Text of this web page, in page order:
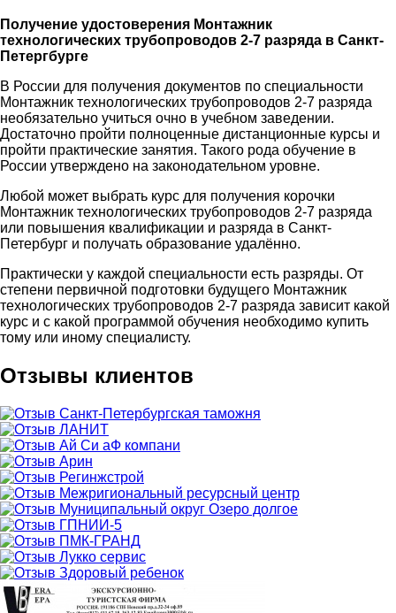
Получение удостоверения Монтажник
технологических трубопроводов 2-7 разряда в Санкт-
Петергбурге
В России для получения документов по специальности
Монтажник технологических трубопроводов 2-7 разряда
необязательно учиться очно в учебном заведении.
Достаточно пройти полноценные дистанционные курсы и
пройти практические занятия. Такого рода обучение в
России утверждено на законодательном уровне.
Любой может выбрать курс для получения корочки
Монтажник технологических трубопроводов 2-7 разряда
или повышения квалификации и разряда в Санкт-
Петербург и получать образование удалённо.
Практически у каждой специальности есть разряды. От
степени первичной подготовки будущего Монтажник
технологических трубопроводов 2-7 разряда зависит какой
курс и с какой программой обучения необходимо купить
тому или иному специалисту.
Отзывы клиентов